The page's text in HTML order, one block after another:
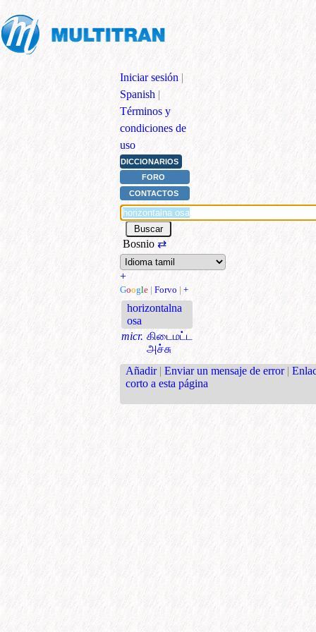
Iniciar sesión |
Spanish |
Términos y
condiciones de
uso
DICCIONARIOS
FORO
CONTACTOS
Bosnio ⇄
+
Google | Forvo | +
horizontalna
osa
micr. கிடைமட்ட
அச்சு
Añadir | Enviar un mensaje de error |
corto a esta página